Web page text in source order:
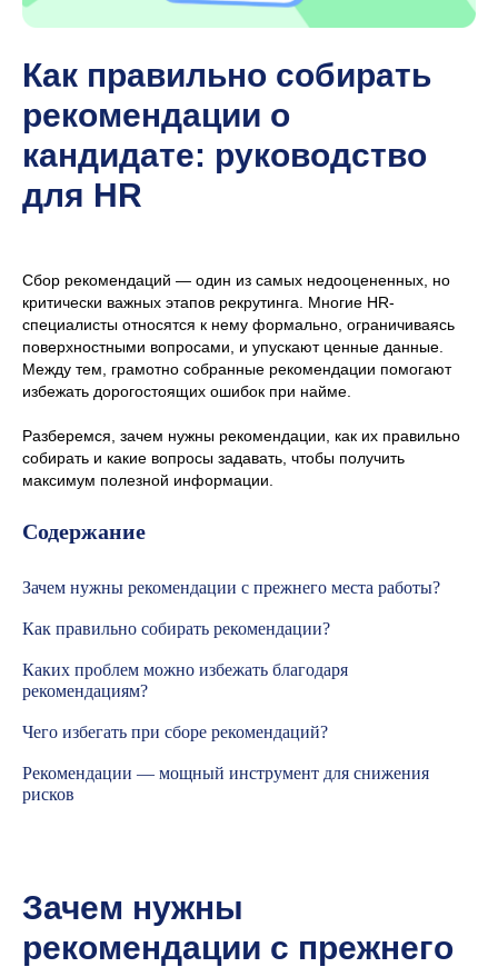
Как правильно собирать
рекомендации о
кандидате: руководство
для HR
Сбор рекомендаций — один из самых недооцененных, но
критически важных этапов рекрутинга. Многие HR-
специалисты относятся к нему формально, ограничиваясь
поверхностными вопросами, и упускают ценные данные.
Между тем, грамотно собранные рекомендации помогают
избежать дорогостоящих ошибок при найме.
Разберемся, зачем нужны рекомендации, как их правильно
собирать и какие вопросы задавать, чтобы получить
максимум полезной информации.
Содержание
Зачем нужны рекомендации с прежнего места работы?
Как правильно собирать рекомендации?
Каких проблем можно избежать благодаря
рекомендациям?
Чего избегать при сборе рекомендаций?
Рекомендации — мощный инструмент для снижения
рисков
Зачем нужны
рекомендации с прежнего